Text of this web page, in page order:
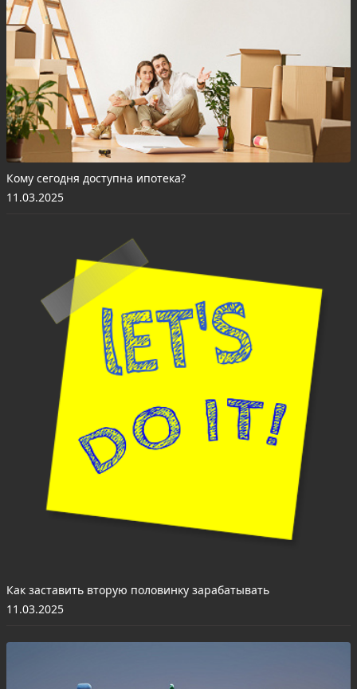
Кому сегодня доступна ипотека?
11.03.2025
Как заставить вторую половинку зарабатывать
11.03.2025